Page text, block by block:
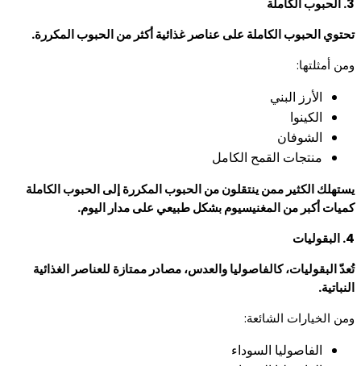
3. الحبوب الكاملة
تحتوي الحبوب الكاملة على عناصر غذائية أكثر من الحبوب المكررة.
ومن أمثلتها:
الأرز البني
الكينوا
الشوفان
منتجات القمح الكامل
يستهلك الكثير ممن ينتقلون من الحبوب المكررة إلى الحبوب الكاملة
كميات أكبر من المغنيسيوم بشكل طبيعي على مدار اليوم.
4. البقوليات
تُعدّ البقوليات، كالفاصوليا والعدس، مصادر ممتازة للعناصر الغذائية
النباتية.
ومن الخيارات الشائعة:
الفاصوليا السوداء